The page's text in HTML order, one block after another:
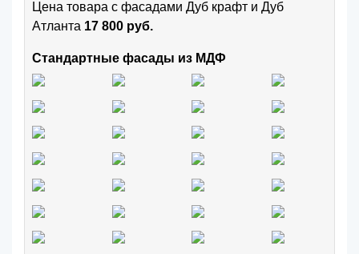
Цена товара с фасадами Дуб крафт и Дуб
Атланта 17 800 руб.
Стандартные фасады из МДФ